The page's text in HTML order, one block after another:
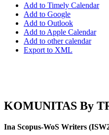
Add to Timely Calendar
Add to Google
Add to Outlook
Add to Apple Calendar
Add to other calendar
Export to XML
KOMUNITAS By
Ina Scopus-WoS Writers